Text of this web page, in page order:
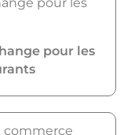
pour les